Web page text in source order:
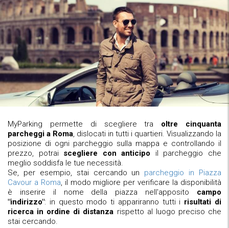
MyParking permette di scegliere tra oltre cinquanta
parcheggi a Roma, dislocati in tutti i quartieri. Visualizzando la
posizione di ogni parcheggio sulla mappa e controllando il
prezzo, potrai scegliere con anticipo il parcheggio che
meglio soddisfa le tue necessità.
Se, per esempio, stai cercando un parcheggio in Piazza
Cavour a Roma, il modo migliore per verificare la disponibilità
è inserire il nome della piazza nell'apposito campo
"indirizzo": in questo modo ti appariranno tutti i risultati di
ricerca in ordine di distanza rispetto al luogo preciso che
stai cercando.